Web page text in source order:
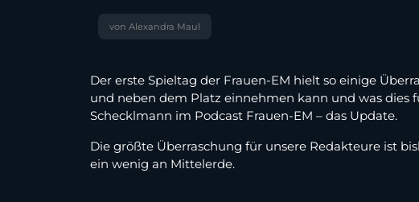
von Alexandra Maul
Der erste Spieltag der Frauen-EM hielt so einige
und neben dem Platz einnehmen kann und was
Schecklmann im Podcast Frauen-EM – das Update.
Die größte Überraschung für unsere Redakteure ist
ein wenig an Mittelerde.